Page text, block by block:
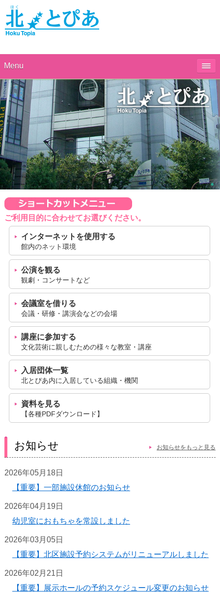
Menu
ご利用目的に合わせてお選びください。
インターネットを使用する
館内のネット環境
公演を観る
観劇・コンサートなど
会議室を借りる
会議・研修・講演会などの会場
講座に参加する
文化芸術に親しむための様々な教室・講座
入居団体一覧
北とぴあ内に入居している組織・機関
資料を見る
【各種PDFダウンロード】
お知らせ
2026年05月18日
【重要】一部施設休館のお知らせ
2026年04月19日
幼児室におもちゃを常設しました
2026年03月05日
【重要】北区施設予約システムがリニューアルしました
2026年02月21日
【重要】展示ホールの予約スケジュール変更のお知らせ
お知らせをもっと見る